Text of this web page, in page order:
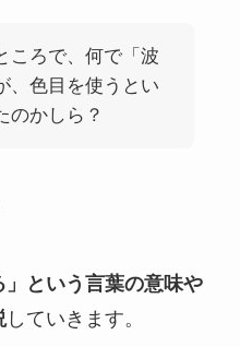
ころで、何で「波
、色目を使うとい
のかしら？
」という言葉の意味や
していきます。